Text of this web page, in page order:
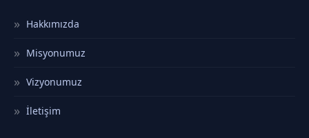
Hakkımızda
Misyonumuz
Vizyonumuz
İletişim